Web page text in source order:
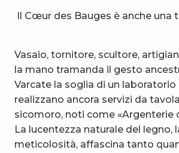
Il Cœur des Bauges è anche una
Vasaio, tornitore, scultore,
la mano tramanda il gesto
Varcate la soglia di un laboratorio
realizzano ancora servizi da
sicomoro, noti come «Argenterie
La lucentezza naturale del legno,
meticolosità, affascina tanto